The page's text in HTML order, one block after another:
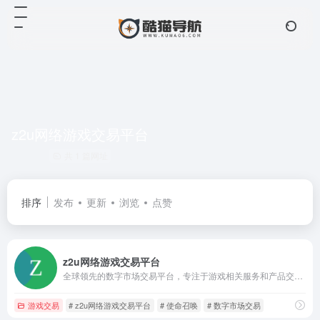
排序 发布 更新 浏览 点赞
z2u网络游戏交易平台
游戏交易 # z2u网络游戏交易平台 # 使命召唤 # 数字市场交易